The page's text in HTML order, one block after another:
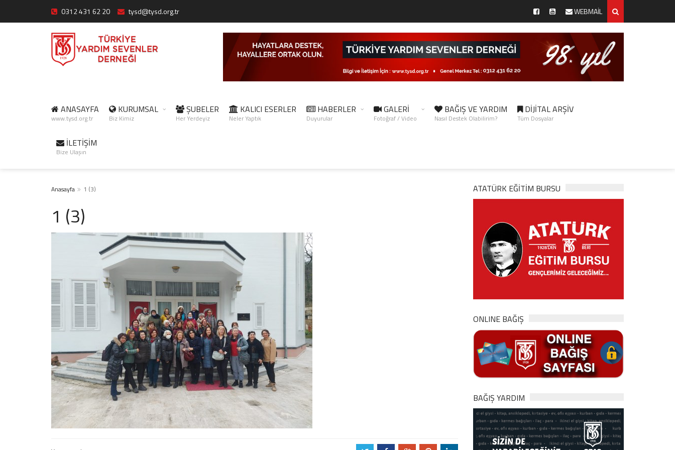
0312 431 62 20 tysd@tysd.org.tr WEBMAİL
ANASAYFA
www.tysd.org.tr
KURUMSAL
Biz Kimiz
ŞUBELER
Her Yerdeyiz
KALICI ESERLER
Neler Yaptık
HABERLER
Duyurular
GALERİ
Fotoğraf / Video
BAĞIŞ VE YARDIM
Nasıl Destek Olabilirim?
DİJİTAL ARŞİV
Tüm Dosyalar
İLETİŞİM
Bize Ulaşın
Anasayfa 1 (3)
1 (3)
ATATÜRK EĞITIM BURSU
ONLINE BAĞIŞ
BAĞIŞ YARDIM